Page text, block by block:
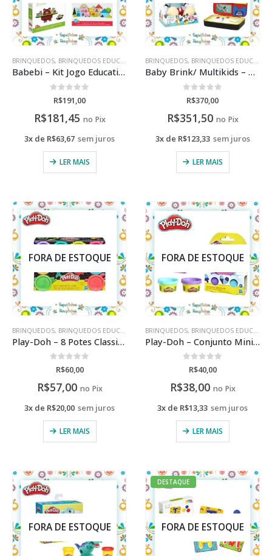
BRINQUEDOS, BRINQUEDOS EDUCATIVOS
Babebi – Kit Jogo Educativo
de 5
R$191,00
R$181,45 no Pix
3x de R$63,67 sem juros
LER MAIS
BRINQUEDOS, BRINQUEDOS EDUCATIVOS
Baby Brink/ Multikids – Kit Mickey Mouse
de 5
R$370,00
R$351,50 no Pix
3x de R$123,33 sem juros
LER MAIS
FORA DE ESTOQUE
BRINQUEDOS, BRINQUEDOS EDUCATIVOS
Play-Doh – 8 Potes Classic 3+
de 5
R$60,00
R$57,00 no Pix
3x de R$20,00 sem juros
LER MAIS
FORA DE ESTOQUE
BRINQUEDOS, BRINQUEDOS EDUCATIVOS
Play-Doh – Conjunto Mini Food Truck 3+
de 5
R$40,00
R$38,00 no Pix
3x de R$13,33 sem juros
LER MAIS
FORA DE ESTOQUE
DESTAQUE
FORA DE ESTOQUE